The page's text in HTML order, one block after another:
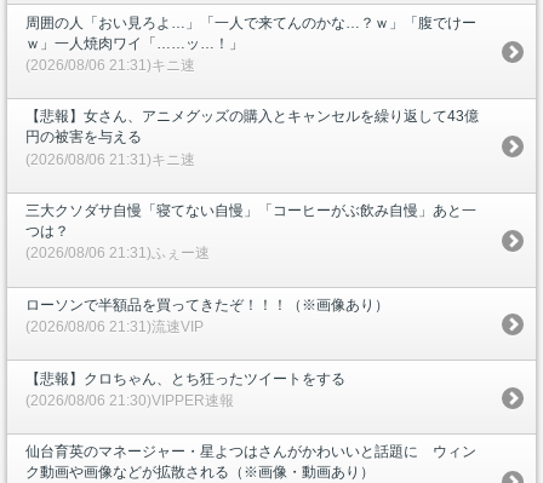
周囲の人「おい見ろよ…」「一人で来てんのかな…？ｗ」「腹でけー
ｗ」一人焼肉ワイ「……ッ…！」
(2026/08/06 21:31)キニ速
【悲報】女さん、アニメグッズの購入とキャンセルを繰り返して43億
円の被害を与える
(2026/08/06 21:31)キニ速
三大クソダサ自慢「寝てない自慢」「コーヒーがぶ飲み自慢」あと一
つは？
(2026/08/06 21:31)ふぇー速
ローソンで半額品を買ってきたぞ！！！（※画像あり）
(2026/08/06 21:31)流速VIP
【悲報】クロちゃん、とち狂ったツイートをする
(2026/08/06 21:30)VIPPER速報
仙台育英のマネージャー・星よつはさんがかわいいと話題に ウィン
ク動画や画像などが拡散される（※画像・動画あり）